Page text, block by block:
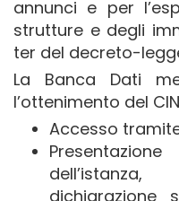
annunci e per
strutture e degli
ter del decreto-
La Banca Dati
l’ottenimento del
Accesso
dichiarazione